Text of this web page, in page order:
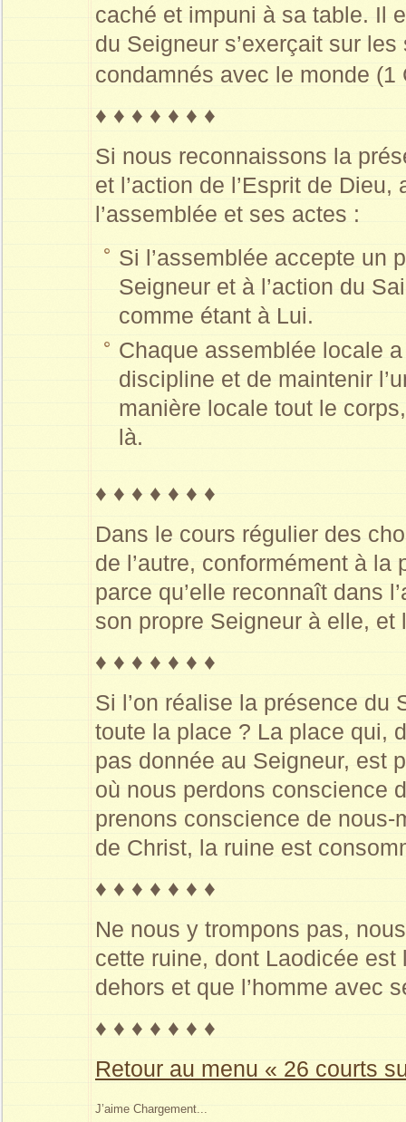
caché et impuni à sa table. Il
du Seigneur s’exerçait sur
condamnés avec le monde (1
♦ ♦ ♦ ♦ ♦ ♦ ♦
Si nous reconnaissons la
et l’action de l’Esprit de
l’assemblée et ses actes :
Si l’assemblée accepte un
Seigneur et à l’action du
comme étant à Lui.
Chaque assemblée locale
discipline et de maintenir
manière locale tout le
là.
♦ ♦ ♦ ♦ ♦ ♦ ♦
Dans le cours régulier des
de l’autre, conformément à
parce qu’elle reconnaît dans
son propre Seigneur à elle, et
♦ ♦ ♦ ♦ ♦ ♦ ♦
Si l’on réalise la présence du
toute la place ? La place qui,
pas donnée au Seigneur, est
où nous perdons conscience
prenons conscience de nous-
de Christ, la ruine est
♦ ♦ ♦ ♦ ♦ ♦ ♦
Ne nous y trompons pas,
cette ruine, dont Laodicée est
dehors et que l’homme avec
♦ ♦ ♦ ♦ ♦ ♦ ♦
Retour au menu « 26 courts
J’aime Chargement...